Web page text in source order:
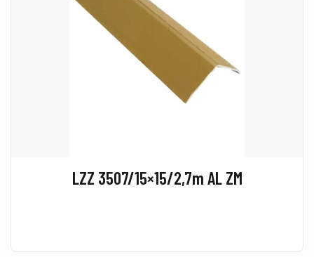
LZZ 3507/15×15/2,7m AL ZM